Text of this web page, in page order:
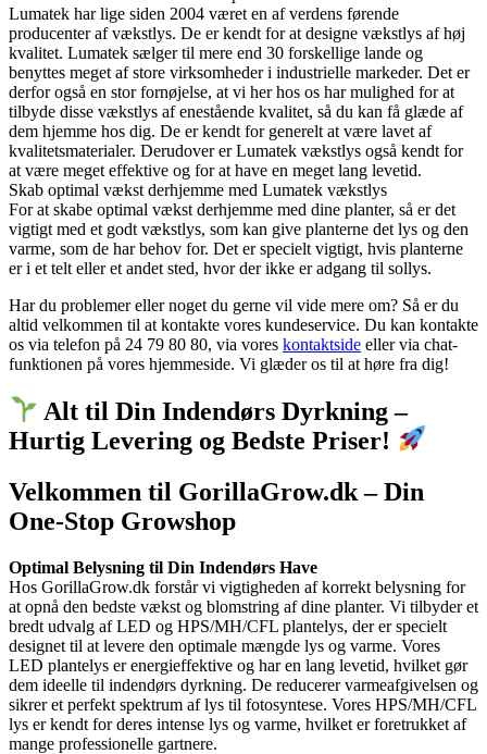
Lumatek har lige siden 2004 været en af verdens førende
producenter af vækstlys. De er kendt for at designe vækstlys af høj
kvalitet. Lumatek sælger til mere end 30 forskellige lande og
benyttes meget af store virksomheder i industrielle markeder. Det er
derfor også en stor fornøjelse, at vi her hos os har mulighed for at
tilbyde disse vækstlys af enestående kvalitet, så du kan få glæde af
dem hjemme hos dig. De er kendt for generelt at være lavet af
kvalitetsmaterialer. Derudover er Lumatek vækstlys også kendt for
at være meget effektive og for at have en meget lang levetid.
Skab optimal vækst derhjemme med Lumatek vækstlys
For at skabe optimal vækst derhjemme med dine planter, så er det
vigtigt med et godt vækstlys, som kan give planterne det lys og den
varme, som de har behov for. Det er specielt vigtigt, hvis planterne
er i et telt eller et andet sted, hvor der ikke er adgang til sollys.
Har du problemer eller noget du gerne vil vide mere om? Så er du
altid velkommen til at kontakte vores kundeservice. Du kan kontakte
os via telefon på 24 79 80 80, via vores kontaktside eller via chat-
funktionen på vores hjemmeside. Vi glæder os til at høre fra dig!
Alt til Din Indendørs Dyrkning –
Hurtig Levering og Bedste Priser!
Velkommen til GorillaGrow.dk – Din
One-Stop Growshop
Optimal Belysning til Din Indendørs Have
Hos GorillaGrow.dk forstår vi vigtigheden af korrekt belysning for
at opnå den bedste vækst og blomstring af dine planter. Vi tilbyder et
bredt udvalg af LED og HPS/MH/CFL plantelys, der er specielt
designet til at levere den optimale mængde lys og varme. Vores
LED plantelys er energieffektive og har en lang levetid, hvilket gør
dem ideelle til indendørs dyrkning. De reducerer varmeafgivelsen og
sikrer et perfekt spektrum af lys til fotosyntese. Vores HPS/MH/CFL
lys er kendt for deres intense lys og varme, hvilket er foretrukket af
mange professionelle gartnere.